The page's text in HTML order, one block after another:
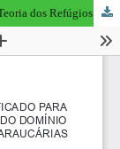
A paisagem de Vila Velha e seu significado para a Teoria dos Refúgios e a evolução do domínio morfoclimático dos Planaltos das Araucárias